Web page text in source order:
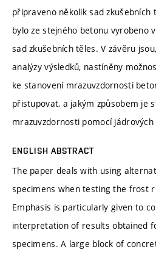
připraveno několik sad zkušebních
bylo ze stejného betonu vyrobeno
sad zkušebních těles. V závěru
analýzy výsledků, nastíněny
ke stanovení mrazuvzdornosti
přistupovat, a jakým způsobem je
mrazuvzdornosti pomocí
ENGLISH ABSTRACT
The paper deals with using
specimens when testing the frost
Emphasis is particularly given to
interpretation of results obtained
specimens. A large block of